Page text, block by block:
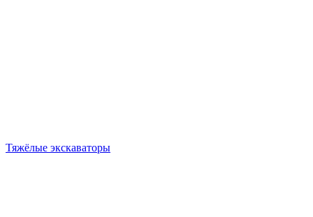
Тяжёлые экскаваторы